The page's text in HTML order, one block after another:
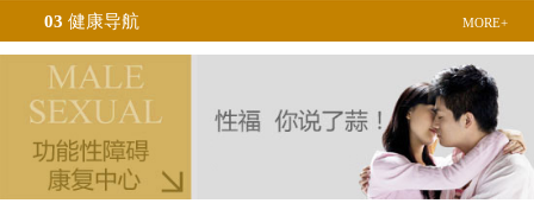
03 健康导航 MORE+